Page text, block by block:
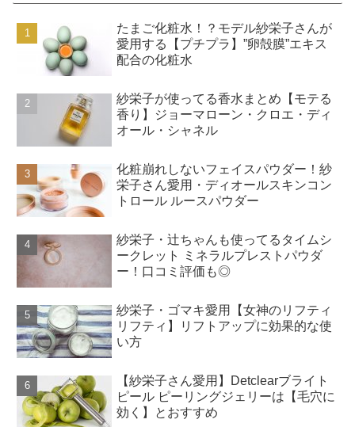
たまご化粧水！？モデル紗栄子さんが
愛用する【プチプラ】”卵殻膜”エキス
配合の化粧水
紗栄子が使ってる香水まとめ【モテる
香り】ジョーマローン・クロエ・ディ
オール・シャネル
化粧崩れしないフェイスパウダー！紗
栄子さん愛用・ディオールスキンコン
トロール ルースパウダー
紗栄子・辻ちゃんも使ってるタイムシ
ークレット ミネラルプレストパウダ
ー！口コミ評価も◎
紗栄子・ゴマキ愛用【女神のリフティ
リフティ】リフトアップに効果的な使
い方
【紗栄子さん愛用】Detclearブライト
ピール ピーリングジェリーは【毛穴に
効く】とおすすめ